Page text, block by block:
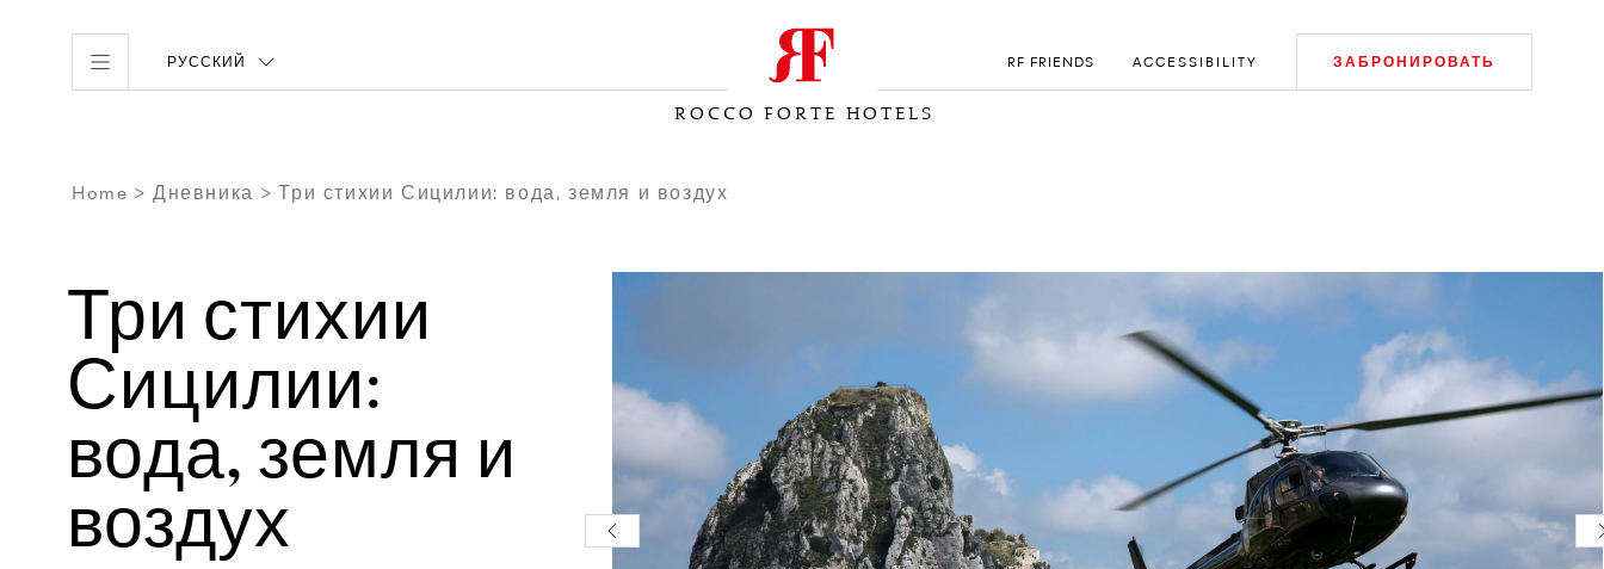
РУССКИЙ
ROCCO FORTE HOTELS
RF FRIENDS ACCESSIBILITY ЗАБРОНИРОВАТЬ
Home Дневника Три стихии Сицилии: вода, земля и воздух
Три стихии
Сицилии:
вода, земля и
воздух